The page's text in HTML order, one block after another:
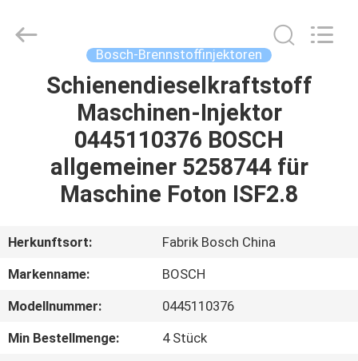
HAUS
PRODUKTE
FABRIK-
QUALITÄTSKONTROLLE
Parts
Co.,LTD.
Bosch-Brennstoffinjektoren
Schienendieselkraftstoff
Maschinen-Injektor
0445110376 BOSCH
allgemeiner 5258744 für
Maschine Foton ISF2.8
Herkunftsort:
Fabrik Bosch China
Markenname:
BOSCH
Modellnummer:
0445110376
Min Bestellmenge:
4 Stück